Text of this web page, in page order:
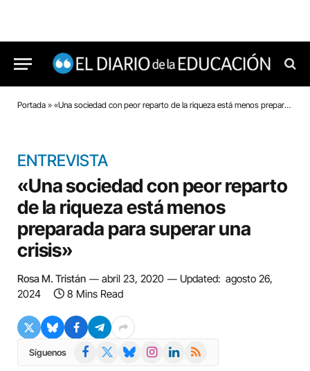
Portada » «Una sociedad con peor reparto de la riqueza está menos preparada para superar una crisis»
ENTREVISTA
«Una sociedad con peor reparto
de la riqueza está menos
preparada para superar una
crisis»
Rosa M. Tristán abril 23, 2020 Updated: agosto 26,
2024
8 Mins Read
Síguenos Facebook BlueskyInstagramLinkedIn
RSS